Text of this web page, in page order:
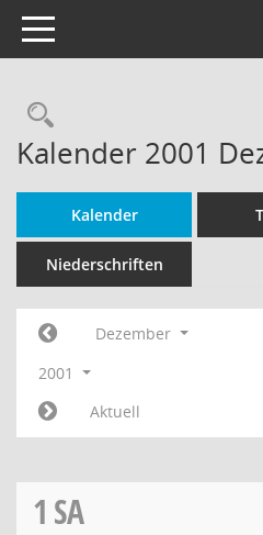
Toggle navigation
Rechercheauswahl
Kalender 2001
Kalender
Niederschriften
Dezember
2001
Aktuell
1 SA